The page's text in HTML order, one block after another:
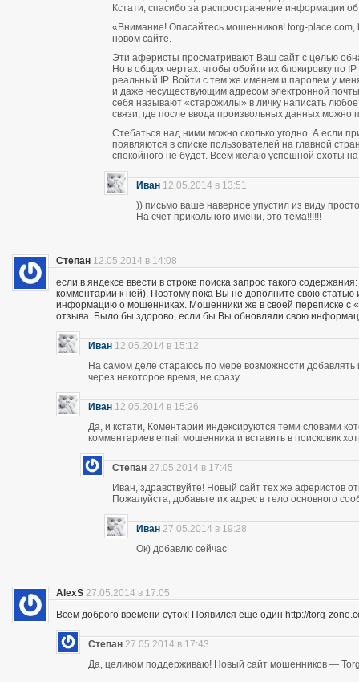
Кстати, спасибо за распространение информации
«Внимание! Опасайтесь мошенников! torg-place.com,
новом сайте.
Эти аферисты просматривают Ваш сайт с целью
Но в общих чертах: чтобы обойти их блокировку по
реальный IP. Войти с тем же именем и паролем у
и даже несуществующим адресом электронной
себя называют «старожилы» в личку написать
связи, где после ввода произвольных данных можно
Стебаться над ними можно сколько угодно. А если
появляются в списке пользователей на главной
спокойного не будет. Всем желаю успешной охоты
Иван 12.05.2014 в 13:51
)) письмо ваше наверное упустил из виду
На счет прикольного имени, это тема!!!!!!
Степан 12.05.2014 в 14:08
если в яндексе ввести в строке поиска запрос такого
комментарии к ней). Поэтому пока Вы не дополните свою
информацию о мошенниках. Мошенники же в своей переписке с
отзыва. Было бы здорово, если бы Вы обновляли свою
Иван 12.05.2014 в 15:12
На самом деле стараюсь по мере возможности
через некоторое время, не сразу.
Иван 12.05.2014 в 15:26
Да, и кстати, Коментарии индексируются теми словами
комментариев email мошенника и вставить в поисковик
Степан 27.05.2014 в 17:45
Иван, здравствуйте! Новый сайт тех же аферистов
Пожалуйста, добавьте их адрес в тело основного
Иван 27.05.2014 в 19:28
Ок) добавлю сейчас
AlexS 27.05.2014 в 17:05
Всем доброго времени суток! Появился еще один http://torg-
Степан 27.05.2014 в 17:43
Да, целиком поддерживаю! Новый сайт мошенников —